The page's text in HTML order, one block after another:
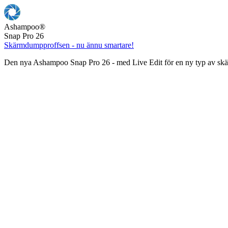
Ashampoo®
Snap Pro 26
Skärmdumpproffsen - nu ännu smartare!
Den nya Ashampoo Snap Pro 26 - med Live Edit för en ny typ av